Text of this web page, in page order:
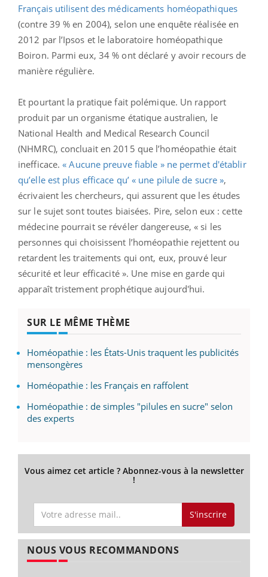
Français utilisent des médicaments homéopathiques
(contre 39 % en 2004), selon une enquête réalisée en
2012 par l’Ipsos et le laboratoire homéopathique
Boiron. Parmi eux, 34 % ont déclaré y avoir recours de
manière régulière.
Et pourtant la pratique fait polémique. Un rapport
produit par un organisme étatique australien, le
National Health and Medical Research Council
(NHMRC), concluait en 2015 que l’homéopathie était
inefficace.« Aucune preuve fiable » ne permet d'établir
qu’elle est plus efficace qu’ « une pilule de sucre »,
écrivaient les chercheurs, qui assurent que les études
sur le sujet sont toutes biaisées. Pire, selon eux : cette
médecine pourrait se révéler dangereuse, « si les
personnes qui choisissent l’homéopathie rejettent ou
retardent les traitements qui ont, eux, prouvé leur
sécurité et leur efficacité ». Une mise en garde qui
apparaît tristement prophétique aujourd'hui.
SUR LE MÊME THÈME
Homéopathie : les États-Unis traquent les publicités
mensongères
Homéopathie : les Français en raffolent
Homéopathie : de simples "pilules en sucre" selon
des experts
Vous aimez cet article ? Abonnez-vous à la newsletter
!
S'inscrire
NOUS VOUS RECOMMANDONS